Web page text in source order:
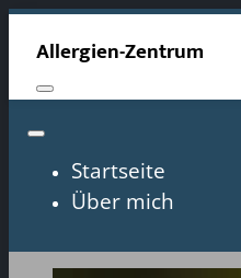
Allergien-Zentrum
Startseite
Über mich